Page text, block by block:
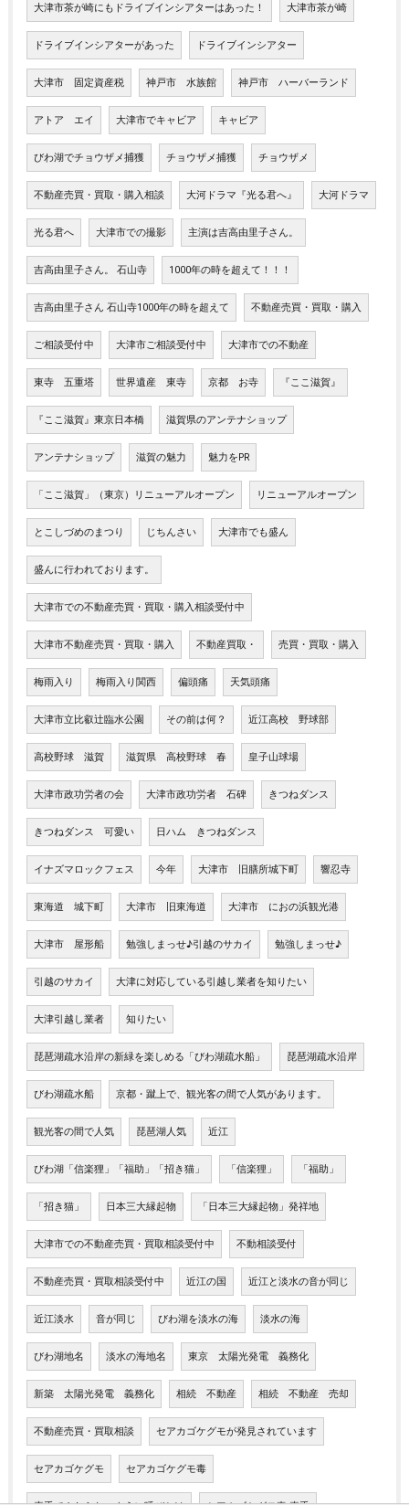
大津市茶が崎にもドライブインシアターはあった！ 大津市茶が崎
ドライブインシアターがあった ドライブインシアター
大津市 固定資産税 神戸市 水族館 神戸市 ハーバーランド
アトア エイ 大津市でキャビア キャビア
びわ湖でチョウザメ捕獲 チョウザメ捕獲 チョウザメ
不動産売買・買取・購入相談 大河ドラマ『光る君へ』 大河ドラマ
光る君へ 大津市での撮影 主演は吉高由里子さん。
吉高由里子さん。 石山寺 1000年の時を超えて！！！
吉高由里子さん 石山寺1000年の時を超えて 不動産売買・買取・購入
ご相談受付中 大津市ご相談受付中 大津市での不動産
東寺 五重塔 世界遺産 東寺 京都 お寺 『ここ滋賀』
『ここ滋賀』東京日本橋 滋賀県のアンテナショップ
アンテナショップ 滋賀の魅力 魅力をPR
「ここ滋賀」（東京）リニューアルオープン リニューアルオープン
とこしづめのまつり じちんさい 大津市でも盛ん
盛んに行われております。
大津市での不動産売買・買取・購入相談受付中
大津市不動産売買・買取・購入 不動産買取・ 売買・買取・購入
梅雨入り 梅雨入り関西 偏頭痛 天気頭痛
大津市立比叡辻臨水公園 その前は何？ 近江高校 野球部
高校野球 滋賀 滋賀県 高校野球 春 皇子山球場
大津市政功労者の会 大津市政功労者 石碑 きつねダンス
きつねダンス 可愛い 日ハム きつねダンス
イナズマロックフェス 今年 大津市 旧膳所城下町 響忍寺
東海道 城下町 大津市 旧東海道 大津市 におの浜観光港
大津市 屋形船 勉強しまっせ♪引越のサカイ 勉強しまっせ♪
引越のサカイ 大津に対応している引越し業者を知りたい
大津引越し業者 知りたい
琵琶湖疏水沿岸の新緑を楽しめる「びわ湖疏水船」 琵琶湖疏水沿岸
びわ湖疏水船 京都・蹴上で、観光客の間で人気があります。
観光客の間で人気 琵琶湖人気 近江
びわ湖「信楽狸」「福助」「招き猫」 「信楽狸」 「福助」
「招き猫」 日本三大縁起物 「日本三大縁起物」発祥地
大津市での不動産売買・買取相談受付中 不動相談受付
不動産売買・買取相談受付中 近江の国 近江と淡水の音が同じ
近江淡水 音が同じ びわ湖を淡水の海 淡水の海
びわ湖地名 淡水の海地名 東京 太陽光発電 義務化
新築 太陽光発電 義務化 相続 不動産 相続 不動産 売却
不動産売買・買取相談 セアカゴケグモが発見されています
セアカゴケグモ セアカゴケグモ毒